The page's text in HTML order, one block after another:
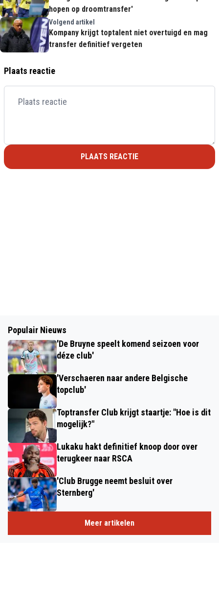
hopen op droomtransfer'
Volgend artikel
Kompany krijgt toptalent niet overtuigd en mag
transfer definitief vergeten
Plaats reactie
PLAATS REACTIE
Populair Nieuws
'De Bruyne speelt komend seizoen voor
déze club'
'Verschaeren naar andere Belgische
topclub'
Toptransfer Club krijgt staartje: "Hoe is dit
mogelijk?"
Lukaku hakt definitief knoop door over
terugkeer naar RSCA
'Club Brugge neemt besluit over
Sternberg'
Meer artikelen